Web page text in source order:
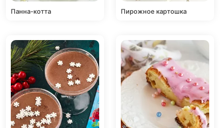
Панна-котта Пирожное картошка